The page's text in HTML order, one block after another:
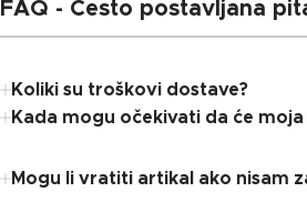
FAQ - Često postavljana
Koliki su troškovi dostave?
Kada mogu očekivati ​​da će
Mogu li vratiti artikal ako nisam